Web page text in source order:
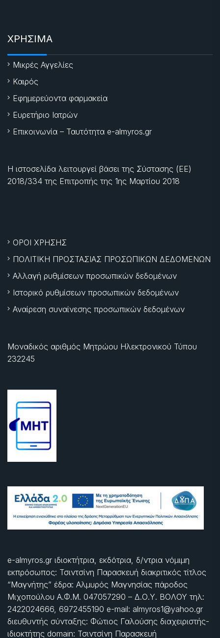
ΧΡΗΣΙΜΑ
Μικρές Αγγελίες
Καιρός
Εφημερεύοντα φαρμακεία
Ευρετήριο Ιατρών
Επικοινωνία – Ταυτότητα e-almyros.gr
Η ιστοσελίδα λειτουργεί βάσει της Σύστασης (ΕΕ)
2018/334 της Επιτροπής της 1ης Μαρτίου 2018
ΟΡΟΙ ΧΡΗΣΗΣ
ΠΟΛΙΤΙΚΗ ΠΡΟΣΤΑΣΙΑΣ ΠΡΟΣΩΠΙΚΩΝ ΔΕΔΟΜΕΝΩΝ
Αλλαγή ρυθμίσεων προσωπικών δεδομένων
Ιστορικό ρυθμίσεων προσωπικών δεδομένων
Αναίρεση συναίνεσης προσωπικών δεδομένων
Μοναδικός αριθμός Μητρώου Ηλεκτρονικού Τύπου
232245
e-almyros.gr ιδιοκτήτρια, εκδότρια, δ/ντρια νόμιμη
εκπρόσωπος: Τσιντσίνη Παρασκευή διακριτικός τίτλος
“Μαγνήτης” έδρα: Αλμυρός Μαγνησίας πάροδος
Μιχοπούλου Α.Φ.Μ. 047057290 – Δ.Ο.Υ. ΒΟΛΟΥ τηλ:
2422024666, 6972455190 e-mail: almyros1@yahoo.gr
διευθυντής σύνταξης: Φώτιος Γαλούσης διαχειριστής-
ιδιοκτήτης domain: Τσιντσίνη Παρασκευή